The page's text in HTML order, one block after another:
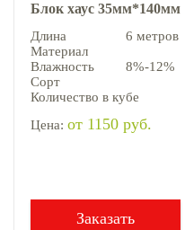
Блок хаус 35мм*140мм
Длина
6 метров
Материал
Влажность
8%-12%
Сорт
Количество в кубе
Цена: от 1150 руб.
Заказать